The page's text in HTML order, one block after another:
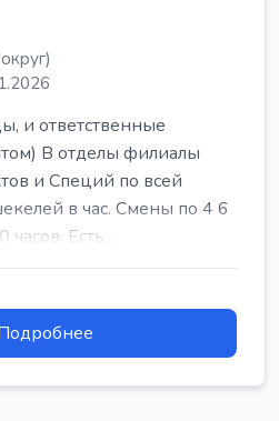
и ответственные
В отделы филиалы
и Специй по всей
в час. Смены по 4 6
Есть...